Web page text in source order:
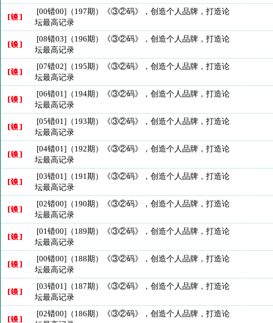
[00错00]（197期）《③②码》，创造个人品牌，打造论
坛最高记录
[08错03]（196期）《③②码》，创造个人品牌，打造论
坛最高记录
[07错02]（195期）《③②码》，创造个人品牌，打造论
坛最高记录
[06错01]（194期）《③②码》，创造个人品牌，打造论
坛最高记录
[05错01]（193期）《③②码》，创造个人品牌，打造论
坛最高记录
[04错01]（192期）《③②码》，创造个人品牌，打造论
坛最高记录
[03错01]（191期）《③②码》，创造个人品牌，打造论
坛最高记录
[02错00]（190期）《③②码》，创造个人品牌，打造论
坛最高记录
[01错00]（189期）《③②码》，创造个人品牌，打造论
坛最高记录
[00错00]（188期）《③②码》，创造个人品牌，打造论
坛最高记录
[03错01]（187期）《③②码》，创造个人品牌，打造论
坛最高记录
[02错00]（186期）《③②码》，创造个人品牌，打造论